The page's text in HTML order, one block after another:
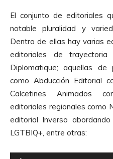
d
e
A
u
d
i
o
El conjunto de editoriales
notable pluralidad y
Dentro de ellas hay varias
editoriales de
Diplomatique; aquellas de
como Abducción Editorial
Calcetines Animados
editoriales regionales como
editorial Inverso
LGTBIQ+, entre otras: